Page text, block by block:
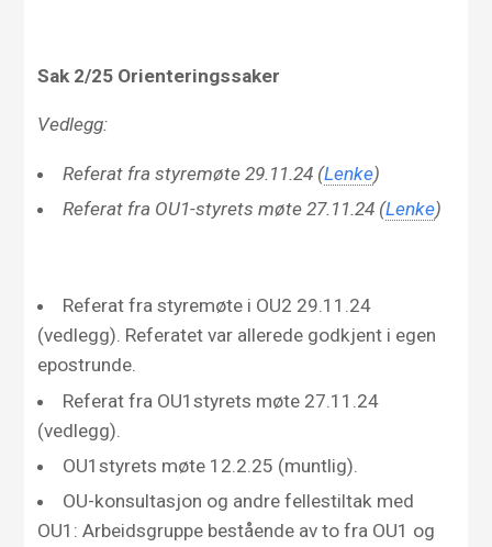
Sak 2/25 Orienteringssaker
Vedlegg:
Referat fra styremøte 29.11.24 (Lenke)
Referat fra OU1-styrets møte 27.11.24 (Lenke)
Referat fra styremøte i OU2 29.11.24
(vedlegg). Referatet var allerede godkjent i egen
epostrunde.
Referat fra OU1styrets møte 27.11.24
(vedlegg).
OU1styrets møte 12.2.25 (muntlig).
OU-konsultasjon og andre fellestiltak med
OU1: Arbeidsgruppe bestående av to fra OU1 og